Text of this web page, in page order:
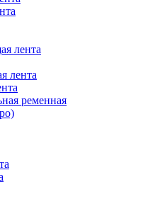
лента
лента
ременная